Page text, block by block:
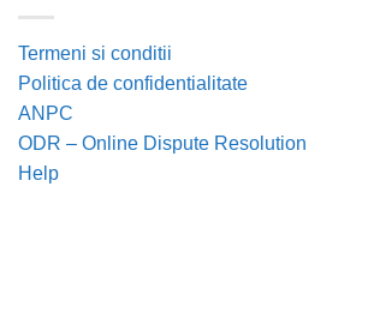
Termeni si conditii
Politica de confidentialitate
ANPC
ODR – Online Dispute Resolution
Help